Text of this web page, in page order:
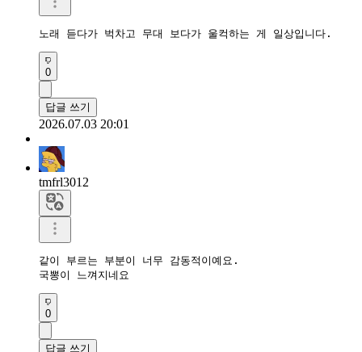
노래 듣다가 벅차고 무대 보다가 울컥하는 게 일상입니다.
0
답글 쓰기
2026.07.03 20:01
tmfrl3012
같이 부르는 부분이 너무 감동적이예요.
국뽕이 느껴지네요
0
답글 쓰기